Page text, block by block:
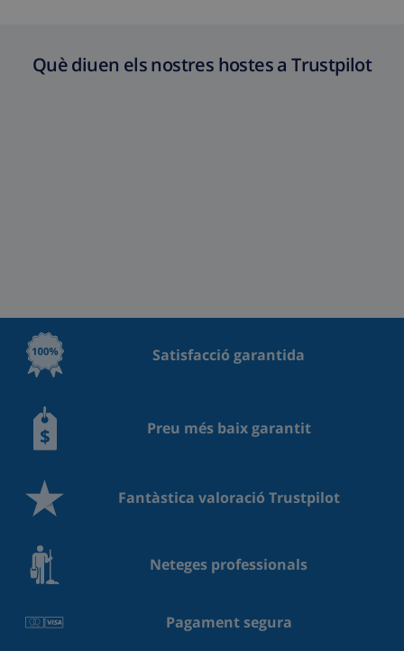
Què diuen els nostres hostes a Trustpilot
Satisfacció garantida
Preu més baix garantit
Fantàstica valoració Trustpilot
Neteges professionals
Pagament segura